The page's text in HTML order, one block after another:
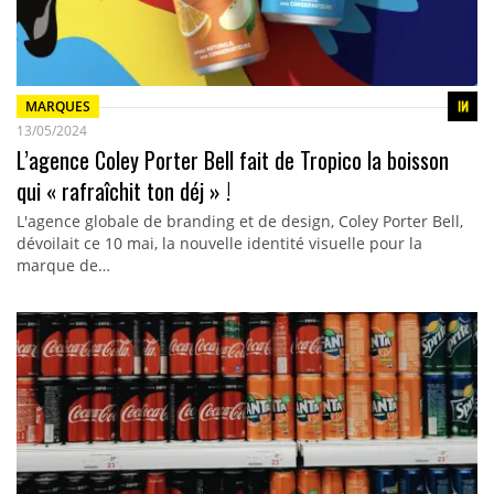
MARQUES
13/05/2024
L’agence Coley Porter Bell fait de Tropico la boisson
qui « rafraîchit ton déj » !
L'agence globale de branding et de design, Coley Porter Bell,
dévoilait ce 10 mai, la nouvelle identité visuelle pour la
marque de…